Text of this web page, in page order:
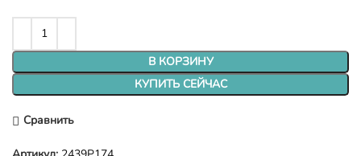
В КОРЗИНУ
КУПИТЬ СЕЙЧАС
Сравнить